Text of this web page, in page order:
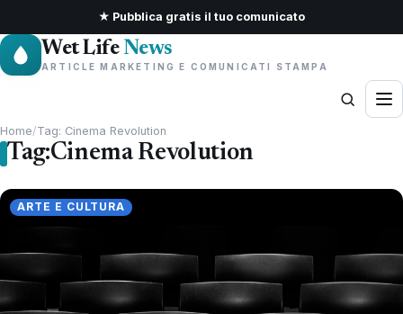
★ Pubblica gratis il tuo comunicato
Wet Life News
ARTICLE MARKETING E COMUNICATI STAMPA
Home/Tag: Cinema Revolution
Tag:Cinema Revolution
ARTE E CULTURA